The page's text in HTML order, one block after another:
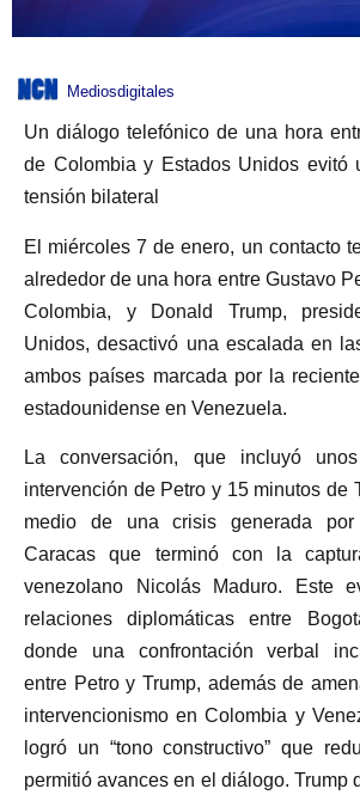
Mediosdigitales
Un diálogo telefónico de una hora
de Colombia y Estados Unidos evitó
tensión bilateral
El miércoles 7 de enero, un contacto
alrededor de una hora entre Gustavo
Colombia, y Donald Trump,
Unidos, desactivó una escalada en
ambos países marcada por la
estadounidense en Venezuela.
La conversación, que incluyó
intervención de Petro y 15 minutos de
medio de una crisis generada
Caracas que terminó con la
venezolano Nicolás Maduro. Este
relaciones diplomáticas entre
donde una confrontación verbal
entre Petro y Trump, además de
intervencionismo en Colombia y
logró un “tono constructivo” que
permitió avances en el diálogo. Trump